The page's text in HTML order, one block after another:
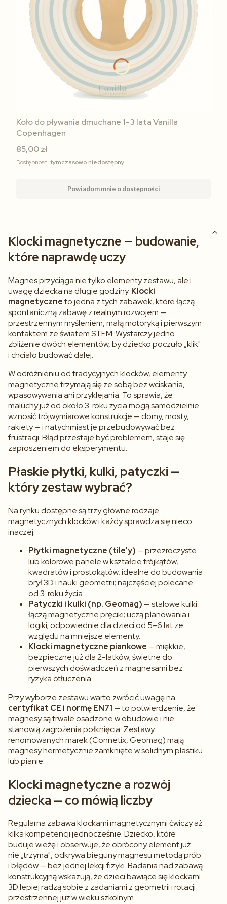
Koło do pływania dmuchane 1-3 lata Vanilla
Copenhagen
85,00 zł
Dostępność: tymczasowo niedostępny
Powiadom mnie o dostępności
Klocki magnetyczne — budowanie,
które naprawdę uczy
Magnes przyciąga nie tylko elementy zestawu, ale i
uwagę dziecka na długie godziny. Klocki
magnetyczneto jedna z tych zabawek, które łączą
spontaniczną zabawę z realnym rozwojem —
przestrzennym myśleniem, małą motoryką i pierwszym
kontaktem ze światem STEM. Wystarczy jedno
zbliżenie dwóch elementów, by dziecko poczuło „klik"
i chciało budować dalej.
W odróżnieniu od tradycyjnych klocków, elementy
magnetyczne trzymają się ze sobą bez wciskania,
wpasowywania ani przyklejania. To sprawia, że
maluchy już od około 3. roku życia mogą samodzielnie
wznosić trójwymiarowe konstrukcje — domy, mosty,
rakiety — i natychmiast je przebudowywać bez
frustracji. Błąd przestaje być problemem, staje się
zaproszeniem do eksperymentu.
Płaskie płytki, kulki, patyczki —
który zestaw wybrać?
Na rynku dostępne są trzy główne rodzaje
magnetycznych klocków i każdy sprawdza się nieco
inaczej:
Płytki magnetyczne (tile'y) — przezroczyste
lub kolorowe panele w kształcie trójkątów,
kwadratów i prostokątów; idealne do budowania
brył 3D i nauki geometrii; najczęściej polecane
od 3. roku życia.
Patyczki i kulki (np. Geomag) — stalowe kulki
łączą magnetyczne pręciki; uczą planowania i
logiki; odpowiednie dla dzieci od 5–6 lat ze
względu na mniejsze elementy.
Klocki magnetyczne piankowe — miękkie,
bezpieczne już dla 2-latków; świetne do
pierwszych doświadczeń z magnesami bez
ryzyka otłuczenia.
Przy wyborze zestawu warto zwrócić uwagę na
certyfikat CE i normę EN71 — to potwierdzenie, że
magnesy są trwale osadzone w obudowie i nie
stanowią zagrożenia połknięcia. Zestawy
renomowanych marek (Connetix, Geomag) mają
magnesy hermetycznie zamknięte w solidnym plastiku
lub pianie.
Klocki magnetyczne a rozwój
dziecka — co mówią liczby
Regularna zabawa klockami magnetycznymi ćwiczy aż
kilka kompetencji jednocześnie. Dziecko, które
buduje wieżę i obserwuje, że obrócony element już
nie „trzyma", odkrywa bieguny magnesu metodą prób
i błędów — bez jednej lekcji fizyki. Badania nad zabawą
konstrukcyjną wskazują, że dzieci bawiące się klockami
3D lepiej radzą sobie z zadaniami z geometrii i rotacji
przestrzennej już w wieku szkolnym.